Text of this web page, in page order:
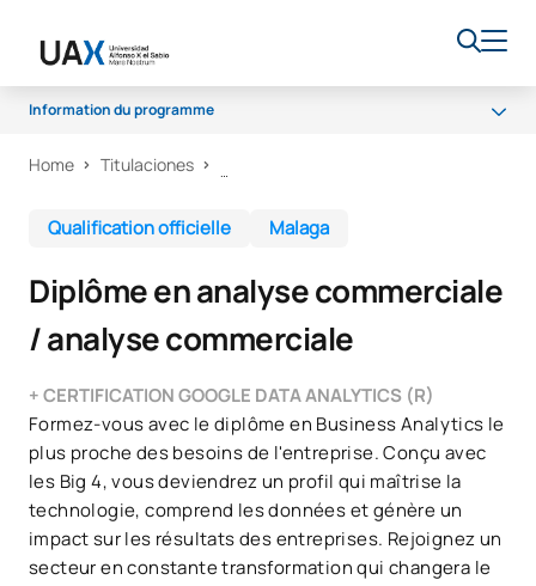
Information du programme
Programme
Débouchés professionnels
Qualité
Home Titulaciones
Qualification officielle Malaga
Diplôme en analyse commerciale
/ analyse commerciale
+ CERTIFICATION GOOGLE DATA ANALYTICS (R)
Formez-vous avec le diplôme en Business Analytics le
plus proche des besoins de l'entreprise. Conçu avec
les Big 4, vous deviendrez un profil qui maîtrise la
technologie, comprend les données et génère un
impact sur les résultats des entreprises. Rejoignez un
secteur en constante transformation qui changera le